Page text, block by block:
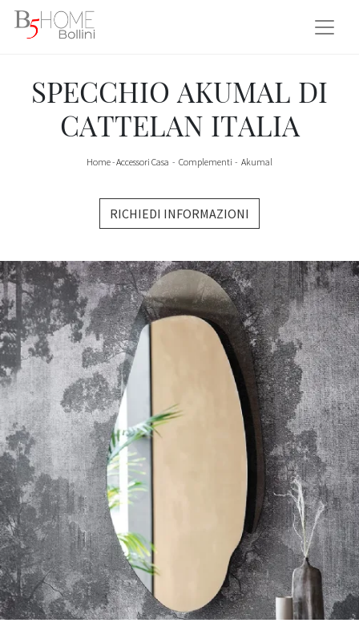
SPECCHIO AKUMAL DI
CATTELAN ITALIA
Home-Accessori Casa - Complementi - Akumal
RICHIEDI INFORMAZIONI